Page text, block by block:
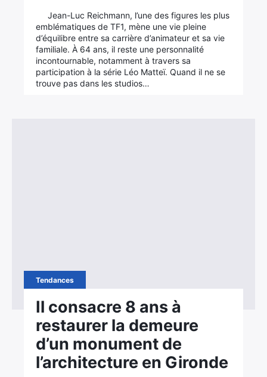
Jean-Luc Reichmann, l’une des figures les plus
emblématiques de TF1, mène une vie pleine
d’équilibre entre sa carrière d’animateur et sa vie
familiale. À 64 ans, il reste une personnalité
incontournable, notamment à travers sa
participation à la série Léo Matteï. Quand il ne se
trouve pas dans les studios…
Tendances
Il consacre 8 ans à
restaurer la demeure
d’un monument de
l’architecture en Gironde